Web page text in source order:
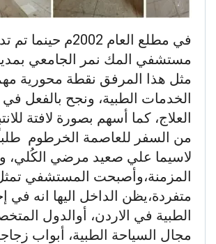
في مطلع العام 2002م
مستشفي المك نمر الجامعي
مثل هذا المرفق نقطة محورية
الخدمات الطبية، ونجح بالفعل
العلاج، كما أسهم بصورة لافتة
من السفر للعاصمة الخرطوم طلباً
لاسيما علي صعيد مرضي الكُلي،
المزمنة،وأصبحت المستشفي
متفردة،يظن الداخل اليها انه في
الطبية في الاردن، أوالدول
مجال السياحة الطبية، أبواب